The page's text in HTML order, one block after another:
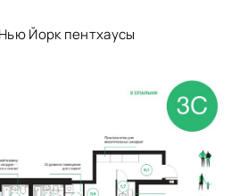
Йорк пентхаусы